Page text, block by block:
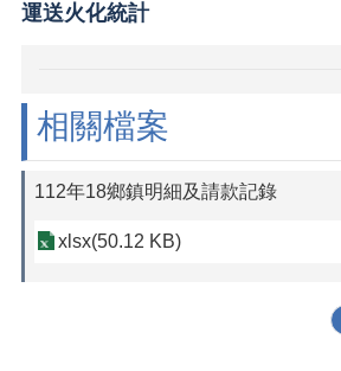
運送火化統計
相關檔案
112年18鄉鎮明細及請款記錄
xlsx(50.12 KB)